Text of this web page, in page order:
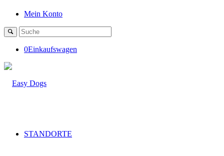
Mein Konto
0Einkaufswagen
STANDORTE